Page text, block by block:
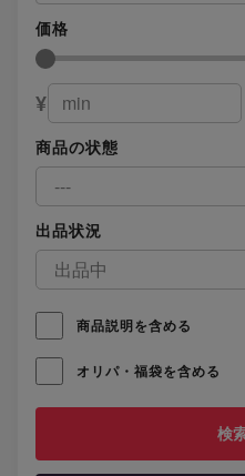
価格
¥
商品の状態
出品状況
商品説明を含める
オリパ・福袋を含める